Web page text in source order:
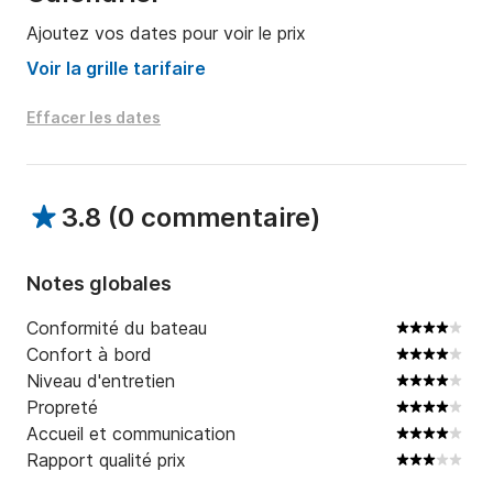
Dépôt de garantie: 600 €
PROPRIÉTAIRE!
Envoyez un message pour toute information
j'attendrai ici sur Click&Boat!
Ajoutez vos dates pour voir le prix
Voir la grille tarifaire
Effacer les dates
3.8 (0 commentaire)
Notes globales
Conformité du bateau
Confort à bord
Niveau d'entretien
Propreté
Accueil et communication
Rapport qualité prix